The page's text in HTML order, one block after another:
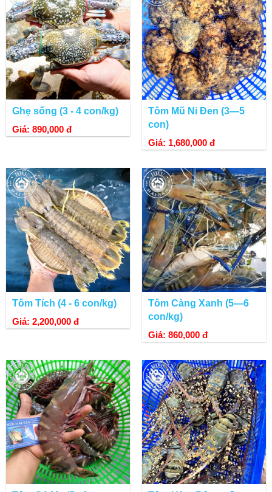
Ghẹ sống (3 - 4 con/kg)
Giá: 890,000 đ
Tôm Mũ Ni Đen (3—5
con)
Giá: 1,680,000 đ
Tôm Tích (4 - 6 con/kg)
Giá: 2,200,000 đ
Tôm Càng Xanh (5—6
con/kg)
Giá: 860,000 đ